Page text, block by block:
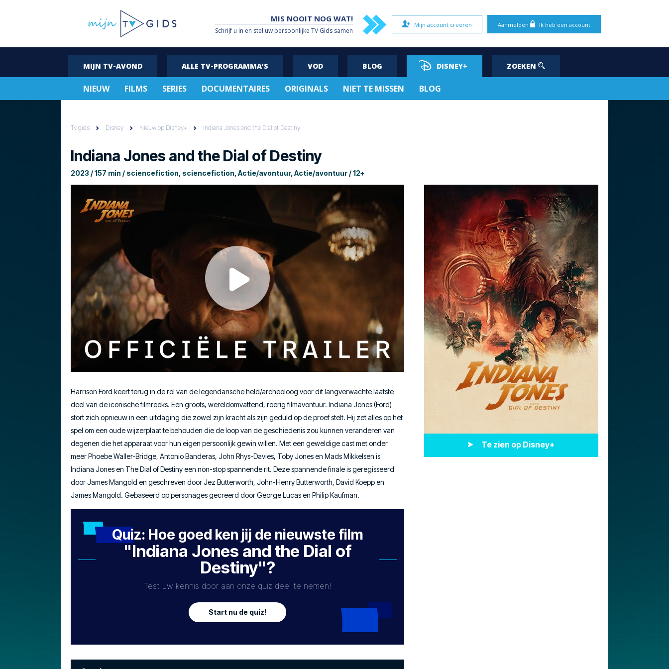
Aanmelden Ik heb een account
Mijn account creëren
MIS NOOIT NOG WAT!
Schrijf u in en stel uw persoonlijke TV Gids samen
MIJN TV-AVOND ALLE TV-PROGRAMMA’S VOD BLOG DISNEY+ ZOEKEN
NIEUW FILMS SERIES DOCUMENTAIRES ORIGINALS NIET TE MISSEN BLOG
Tv gids Disney Nieuw op Disney+ Indiana Jones and the Dial of Destiny
Indiana Jones and the Dial of Destiny
2023 / 157 min / sciencefiction, sciencefiction, Actie/avontuur, Actie/avontuur / 12+
Harrison Ford keert terug in de rol van de legendarische held/archeoloog voor dit langverwachte laatste
deel van de iconische filmreeks. Een groots, wereldomvattend, roerig filmavontuur. Indiana Jones (Ford)
stort zich opnieuw in een uitdaging die zowel zijn kracht als zijn geduld op de proef stelt. Hij zet alles op het
spel om een oude wijzerplaat te behouden die de loop van de geschiedenis zou kunnen veranderen van
degenen die het apparaat voor hun eigen persoonlijk gewin willen. Met een geweldige cast met onder
meer Phoebe Waller-Bridge, Antonio Banderas, John Rhys-Davies, Toby Jones en Mads Mikkelsen is
Indiana Jones en The Dial of Destiny een non-stop spannende rit. Deze spannende finale is geregisseerd
door James Mangold en geschreven door Jez Butterworth, John-Henry Butterworth, David Koepp en
James Mangold. Gebaseerd op personages gecreerd door George Lucas en Philip Kaufman.
Quiz: Hoe goed ken jij de nieuwste film
"Indiana Jones and the Dial of
Destiny"?
Test uw kennis door aan onze quiz deel te nemen!
Start nu de quiz!
Te zien op Disney+